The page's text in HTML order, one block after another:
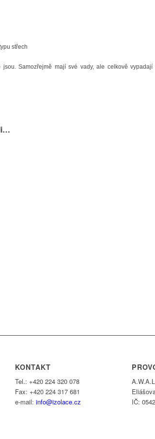
střech
Samozřejmě mají své vady, ale celkově
KONTAKT
Tel.: +420 224 320 078
Fax: +420 224 317 681
e-mail:info@izolace.cz
IČ: